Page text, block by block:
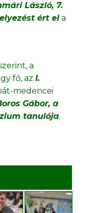
László, 7.
ért el a
a
fő, az I.
medencei
Gábor, a
tanulója.